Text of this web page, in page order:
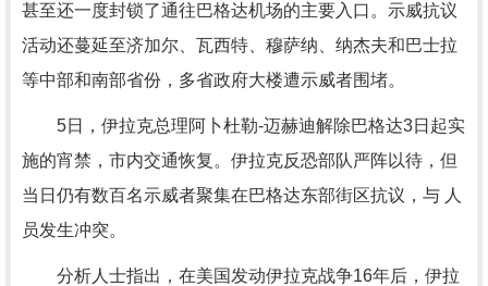
甚至还一度封锁了通往巴格达机场的主要入口。示威抗议
活动还蔓延至济加尔、瓦西特、穆萨纳、纳杰夫和巴士拉
等中部和南部省份，多省政府大楼遭示威者围堵。
5日，伊拉克总理阿卜杜勒-迈赫迪解除巴格达3日起实
施的宵禁，市内交通恢复。伊拉克反恐部队严阵以待，但
当日仍有数百名示威者聚集在巴格达东部街区抗议，与 人
员发生冲突。
分析人士指出，在美国发动伊拉克战争16年后，伊拉